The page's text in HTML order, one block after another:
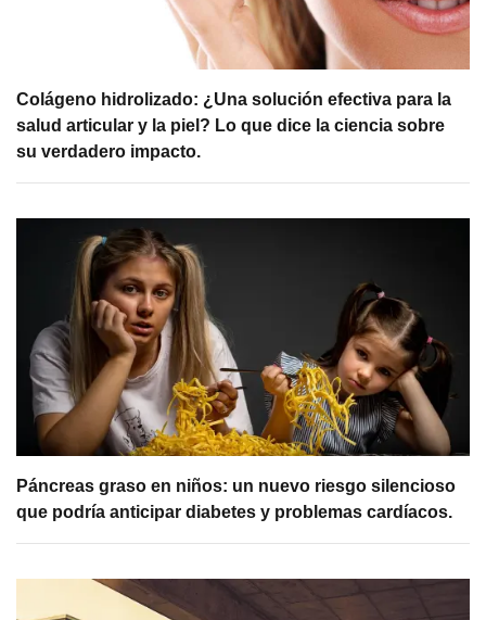
Colágeno hidrolizado: ¿Una solución efectiva para la
salud articular y la piel? Lo que dice la ciencia sobre
su verdadero impacto.
Páncreas graso en niños: un nuevo riesgo silencioso
que podría anticipar diabetes y problemas cardíacos.